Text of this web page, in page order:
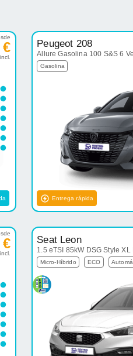
€ Peugeot 208
Allure Gasolina 100 S&S 6
Gasolina
Entrega rápida
€ Seat Leon
1.5 eTSI 85kW DSG Style XL
Micro-Híbrido ECO